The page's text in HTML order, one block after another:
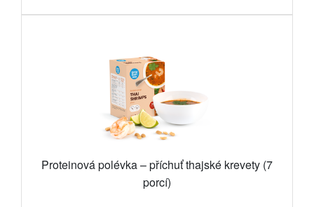
Proteinová polévka – příchuť thajské krevety (7
porcí)